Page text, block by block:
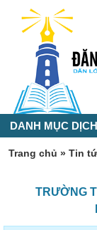
DANH MỤC
Trang chủ » Tin
TRƯỜNG